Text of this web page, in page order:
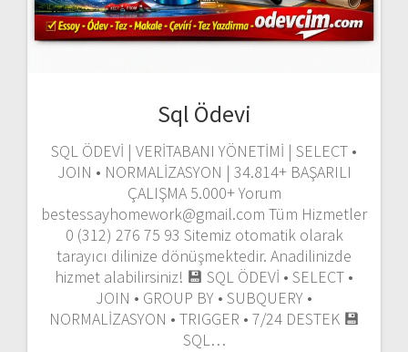
Sql Ödevi
SQL ÖDEVİ | VERİTABANI YÖNETİMİ | SELECT •
JOIN • NORMALİZASYON | 34.814+ BAŞARILI
ÇALIŞMA 5.000+ Yorum
bestessayhomework@gmail.com Tüm Hizmetler
0 (312) 276 75 93 Sitemiz otomatik olarak
tarayıcı dilinize dönüşmektedir. Anadilinizde
hizmet alabilirsiniz! 💾 SQL ÖDEVİ • SELECT •
JOIN • GROUP BY • SUBQUERY •
NORMALİZASYON • TRIGGER • 7/24 DESTEK 💾
SQL…